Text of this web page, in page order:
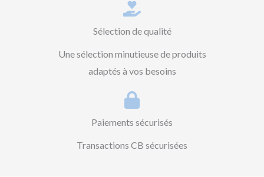
Sélection de qualité
Une sélection minutieuse de produits
adaptés à vos besoins
Paiements sécurisés
Transactions CB sécurisées